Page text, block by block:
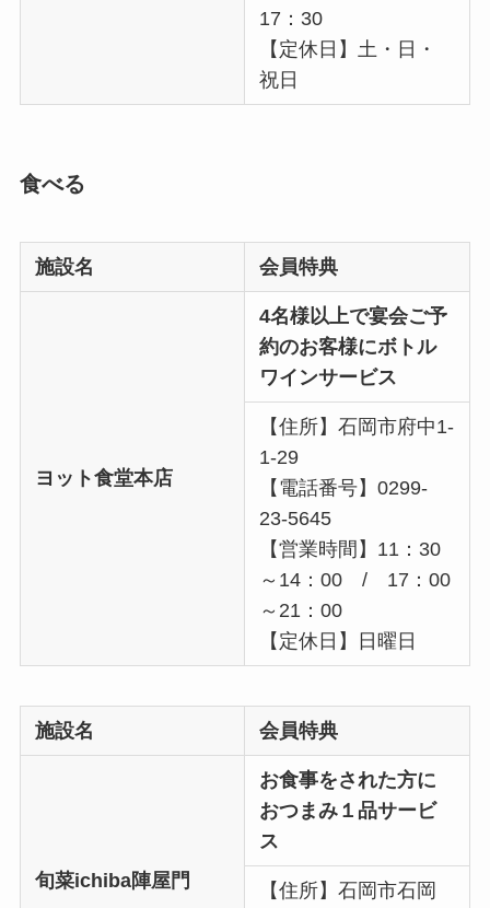
17：30
【定休日】土・日・
祝日
食べる
施設名 会員特典
ヨット食堂本店
4名様以上で宴会ご予
約のお客様にボトル
ワインサービス
【住所】石岡市府中1-
1-29
【電話番号】0299-
23-5645
【営業時間】11：30
～14：00 / 17：00
～21：00
【定休日】日曜日
施設名 会員特典
旬菜ichiba陣屋門
お食事をされた方に
おつまみ１品サービ
ス
【住所】石岡市石岡